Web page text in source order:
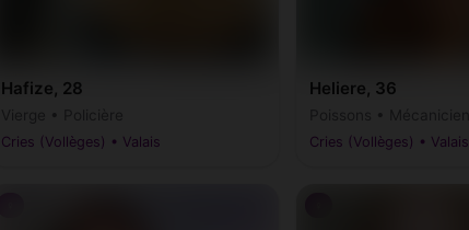
Hafize, 28
Cries (Vollèges) • Valais
Heliere, 36
Cries (Vollèges) • Valais